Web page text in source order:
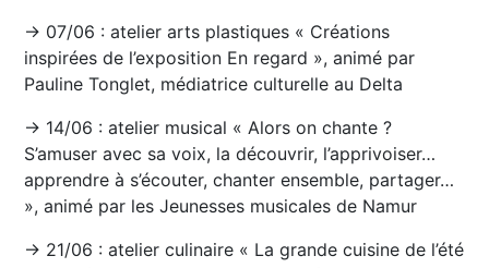
→ 07/06 : atelier arts plastiques « Créations
inspirées de l’exposition En regard », animé par
Pauline Tonglet, médiatrice culturelle au Delta
→ 14/06 : atelier musical « Alors on chante ?
S’amuser avec sa voix, la découvrir, l’apprivoiser…
apprendre à s’écouter, chanter ensemble, partager…
», animé par les Jeunesses musicales de Namur
→ 21/06 : atelier culinaire « La grande cuisine de l’été